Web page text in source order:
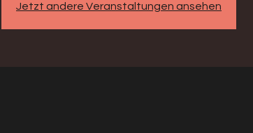
Jetzt andere Veranstaltungen ansehen